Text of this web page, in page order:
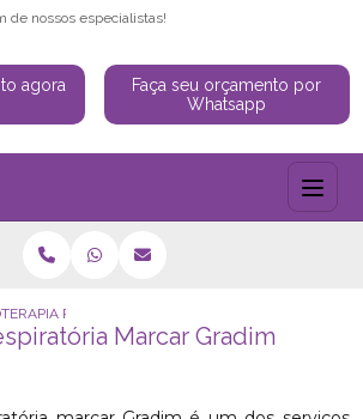
de nossos especialistas!
agora
Faça seu orçamento por
Whatsapp
RESPIRATÓRIA MARCAR GRADIM
Marcar Gradim